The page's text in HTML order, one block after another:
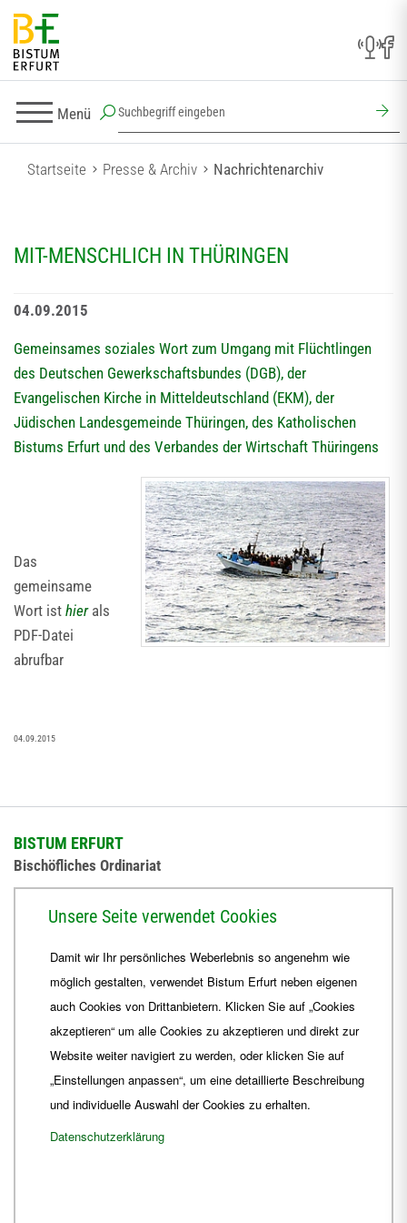
Menü
Startseite Presse & Archiv Nachrichtenarchiv
MIT-MENSCHLICH IN THÜRINGEN
04.09.2015
Gemeinsames soziales Wort zum Umgang mit Flüchtlingen
des Deutschen Gewerkschaftsbundes (DGB), der
Evangelischen Kirche in Mitteldeutschland (EKM), der
Jüdischen Landesgemeinde Thüringen, des Katholischen
Bistums Erfurt und des Verbandes der Wirtschaft Thüringens
Das
gemeinsame
Wort ist hierals
PDF-Datei
abrufbar
04.09.2015
BISTUM ERFURT
Bischöfliches Ordinariat
+49 361 6572-444
ordinariat Bistum-Erfurt.de
Unsere Seite verwendet Cookies
Damit wir Ihr persönliches Weberlebnis so angenehm wie
möglich gestalten, verwendet Bistum Erfurt neben eigenen
auch Cookies von Drittanbietern. Klicken Sie auf „Cookies
akzeptieren“ um alle Cookies zu akzeptieren und direkt zur
Website weiter navigiert zu werden, oder klicken Sie auf
„Einstellungen anpassen“, um eine detaillierte Beschreibung
und individuelle Auswahl der Cookies zu erhalten.
Datenschutzerklärung